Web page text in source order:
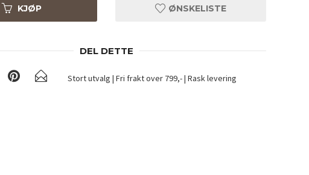
KJØP ØNSKELISTE
DEL DETTE
Stort utvalg | Fri frakt over 799,- | Rask levering